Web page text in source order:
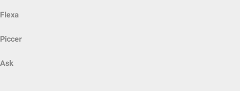
Flexa
Piccer
Ask